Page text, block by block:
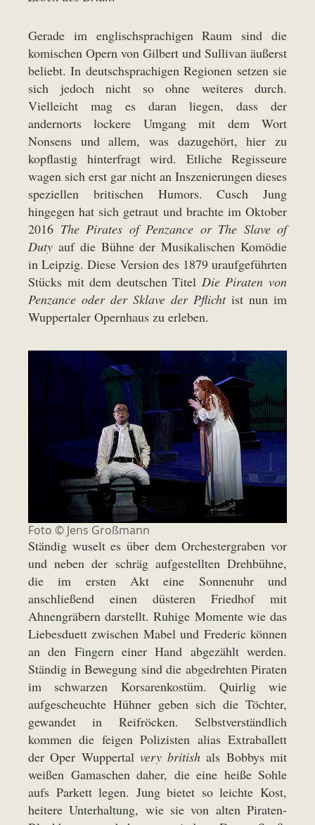
Gerade im englischsprachigen Raum sind die
komischen Opern von Gilbert und Sullivan äußerst
beliebt. In deutschsprachigen Regionen setzen sie
sich jedoch nicht so ohne weiteres durch.
Vielleicht mag es daran liegen, dass der
andernorts lockere Umgang mit dem Wort
Nonsens und allem, was dazugehört, hier zu
kopflastig hinterfragt wird. Etliche Regisseure
wagen sich erst gar nicht an Inszenierungen dieses
speziellen britischen Humors. Cusch Jung
hingegen hat sich getraut und brachte im Oktober
2016 The Pirates of Penzance or The Slave of
Duty auf die Bühne der Musikalischen Komödie
in Leipzig. Diese Version des 1879 uraufgeführten
Stücks mit dem deutschen Titel Die Piraten von
Penzance oder der Sklave der Pflichtist nun im
Wuppertaler Opernhaus zu erleben.
Foto © Jens Großmann
Ständig wuselt es über dem Orchestergraben vor
und neben der schräg aufgestellten Drehbühne,
die im ersten Akt eine Sonnenuhr und
anschließend einen düsteren Friedhof mit
Ahnengräbern darstellt. Ruhige Momente wie das
Liebesduett zwischen Mabel und Frederic können
an den Fingern einer Hand abgezählt werden.
Ständig in Bewegung sind die abgedrehten Piraten
im schwarzen Korsarenkostüm. Quirlig wie
aufgescheuchte Hühner geben sich die Töchter,
gewandet in Reifröcken. Selbstverständlich
kommen die feigen Polizisten alias Extraballett
der Oper Wuppertal very british als Bobbys mit
weißen Gamaschen daher, die eine heiße Sohle
aufs Parkett legen. Jung bietet so leichte Kost,
heitere Unterhaltung, wie sie von alten Piraten-